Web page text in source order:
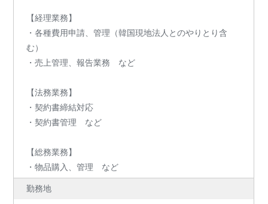
【経理業務】
・各種費用申請、管理（韓国現地法人とのやりとり含
む）
・売上管理、報告業務 など
【法務業務】
・契約書締結対応
・契約書管理 など
【総務業務】
・物品購入、管理 など
勤務地